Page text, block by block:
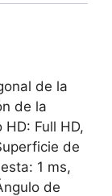
de la
de la
Full HD,
de
1 ms,
de